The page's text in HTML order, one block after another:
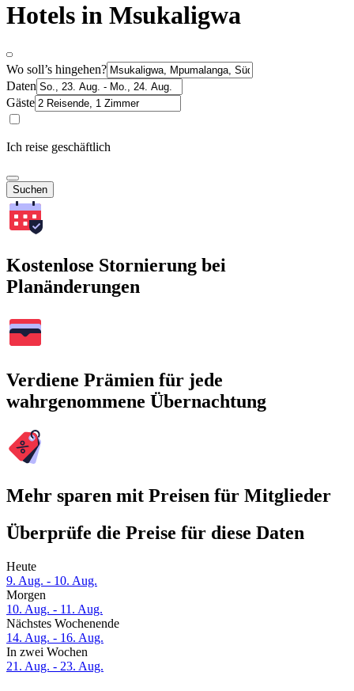
Hotels in Msukaligwa
Wo soll’s hingehen?
Daten
Gäste
Ich reise geschäftlich
Suchen
Kostenlose Stornierung bei
Planänderungen
Verdiene Prämien für jede
wahrgenommene Übernachtung
Mehr sparen mit Preisen für Mitglieder
Überprüfe die Preise für diese Daten
Heute
9. Aug. - 10. Aug.
Morgen
10. Aug. - 11. Aug.
Nächstes Wochenende
14. Aug. - 16. Aug.
In zwei Wochen
21. Aug. - 23. Aug.